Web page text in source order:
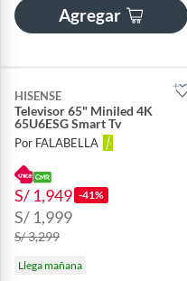
Agregar
HISENSE
Televisor 65" Miniled 4K
65U6ESG Smart Tv
Por FALABELLA
S/ 1,949 -41%
S/ 1,999
S/ 3,299
Llega mañana